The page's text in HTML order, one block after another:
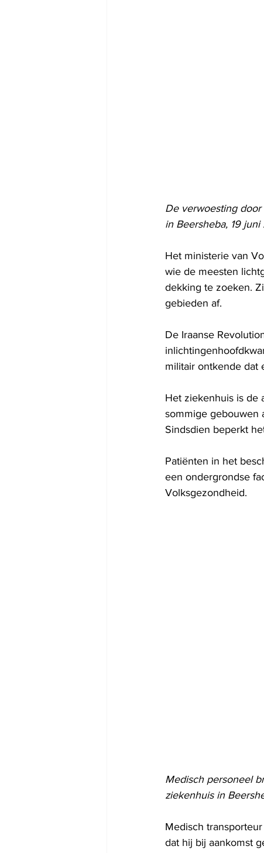
De verwoesting
in Beersheba, 19
Het ministerie van
wie de meesten
dekking te zoeken.
gebieden af.
De Iraanse
militair ontkende dat
Het ziekenhuis is de
sommige gebouwen
Sindsdien beperkt
Patiënten in het
een ondergrondse
Volksgezondheid.
Medisch personeel
ziekenhuis in
Medisch
dat hij bij aankomst